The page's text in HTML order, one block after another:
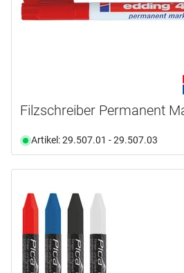
Filzschreiber Permanent
Artikel: 29.507.01 - 29.507.03